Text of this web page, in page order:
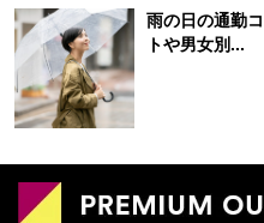
雨の日の通勤
トや男女別...